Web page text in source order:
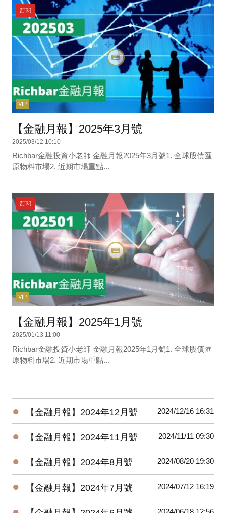
VIP
訂閱
【金融月報】2025年3月號
2025/03/12 10:10
Richbar金融投資小老師 金融月報2025年3月號1. 全球股債匯
原物料市場2. 近期市場重點...
VIP
訂閱
【金融月報】2025年1月號
2025/01/13 11:00
Richbar金融投資小老師 金融月報2025年1月號1. 全球股債匯
原物料市場2. 近期市場重點...
● 【金融月報】2024年12月號 2024/12/16 16:31
● 【金融月報】2024年11月號 2024/11/11 09:30
● 【金融月報】2024年8月號 2024/08/20 19:30
● 【金融月報】2024年7月號 2024/07/12 16:19